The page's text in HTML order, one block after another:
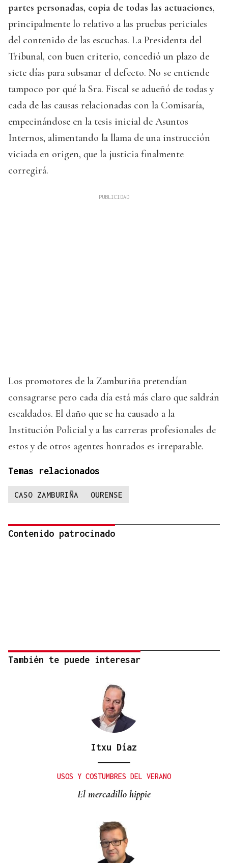
partes personadas, copia de todas las actuaciones,
principalmente lo relativo a las pruebas periciales
del contenido de las escuchas. La Presidenta del
Tribunal, con buen criterio, concedió un plazo de
siete días para subsanar el defecto. No se entiende
tampoco por qué la Sra. Fiscal se adueñó de todas y
cada de las causas relacionadas con la Comisaría,
empecinándose en la tesis inicial de Asuntos
Internos, alimentando la llama de una instrucción
viciada en origen, que la justicia finalmente
corregirá.
Los promotores de la Zamburiña pretendían
consagrarse pero cada día está más claro que saldrán
escaldados. El daño que se ha causado a la
Institución Policial y a las carreras profesionales de
estos y de otros agentes honrados es irreparable.
Temas relacionados
CASO ZAMBURIÑA OURENSE
Contenido patrocinado
También te puede interesar
Itxu Díaz
USOS Y COSTUMBRES DEL VERANO
El mercadillo hippie